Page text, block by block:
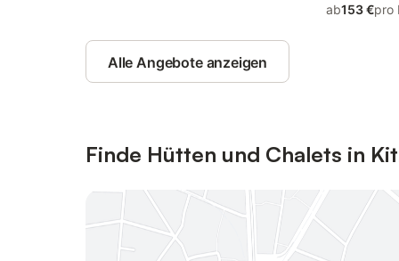
ab153 €pro
Alle Angebote anzeigen
Finde Hütten und Chalets in